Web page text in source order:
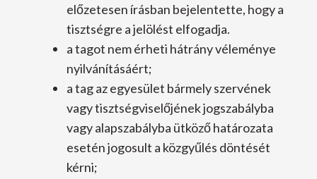
előzetesen írásban bejelentette, hogy a
tisztségre a jelölést elfogadja.
a tagot nem érheti hátrány véleménye
nyilvánításáért;
a tag az egyesület bármely szervének
vagy tisztségviselőjének jogszabályba
vagy alapszabályba ütköző határozata
esetén jogosult a közgyűlés döntését
kérni;